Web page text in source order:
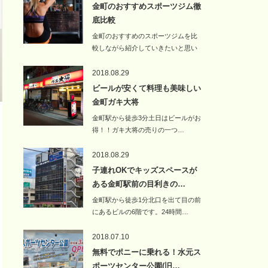
金町のおすすめスポーツジム徹
底比較
金町のおすすめのスポーツジムを比
較しながら紹介していきたいと思い
2018.08.29
ビールが安くて料理も美味しい
金町ガキ大将
金町駅から徒歩3分土日はビールがお
得！！ガキ大将の売りの一つ…
2018.08.29
子連れOKでキッズスペースが
ある金町駅前の目利きの…
金町駅から徒歩1分北口を出て目の前
にあるビルの6階です。24時間…
2018.07.10
無料でポニーに乗れる！水元ス
ポーツセンター公園(旧…